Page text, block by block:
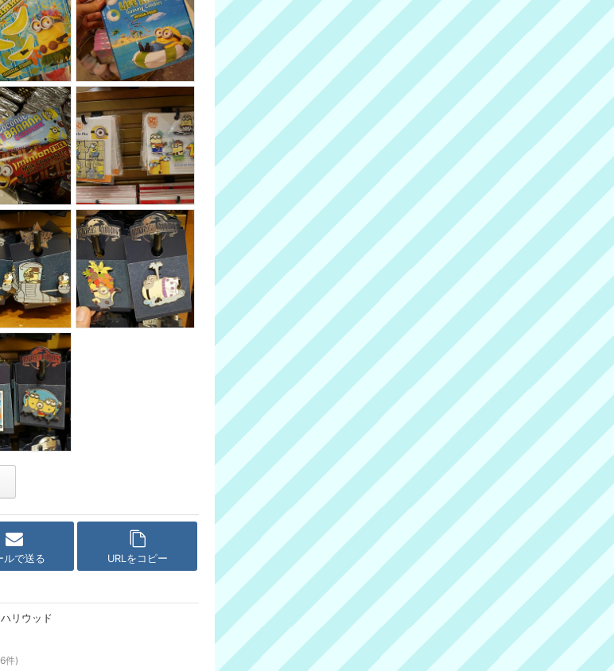
ルで送る URLをコピー
リウッド
6件)